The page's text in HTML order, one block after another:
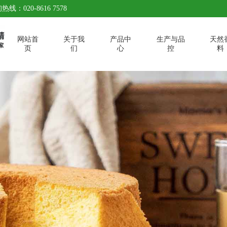
线：020-8616 7578
网站首
页
关于我
们
产品中
心
生产与品
控
天然
料